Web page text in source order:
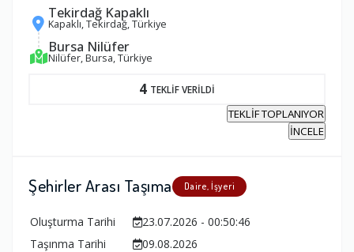
Tekirdağ Kapaklı
Kapaklı, Tekirdağ, Türkiye
Bursa Nilüfer
Nilüfer, Bursa, Türkiye
4 TEKLİF VERİLDİ
TEKLİF TOPLANIYOR
İNCELE
Şehirler Arası Taşıma Daire, İşyeri
Oluşturma Tarihi
23.07.2026 - 00:50:46
Taşınma Tarihi
09.08.2026